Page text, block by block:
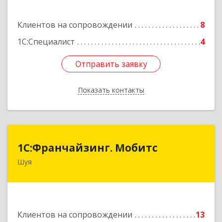
Клиентов на сопровождении
8
1С:Специалист
4
Отправить заявку
Показать контакты
Отправить заявку
Назад
1С:Франчайзинг. Мобитс
Шуя
Клиентов на сопровождении 13
1С:Франчайзинг. Мобитс